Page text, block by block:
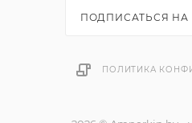
ПОДПИСАТЬСЯ НА
ПОЛИТИКА